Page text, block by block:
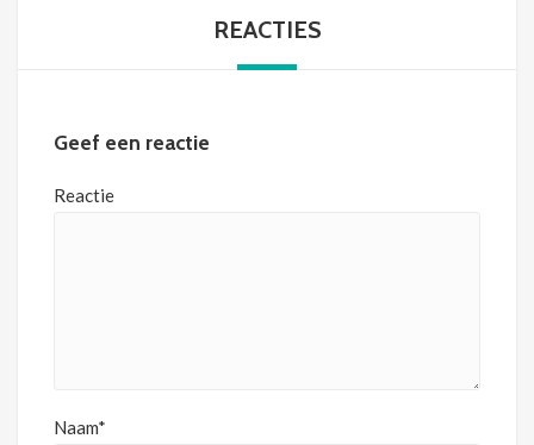
REACTIES
Geef een reactie
Reactie
Naam*